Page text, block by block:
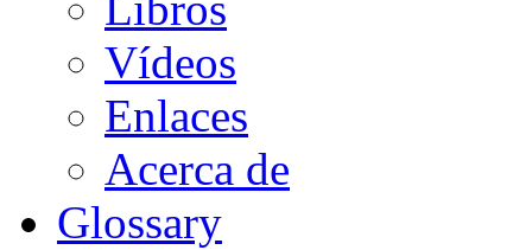
Vídeos
Enlaces
Acerca de
Glossary